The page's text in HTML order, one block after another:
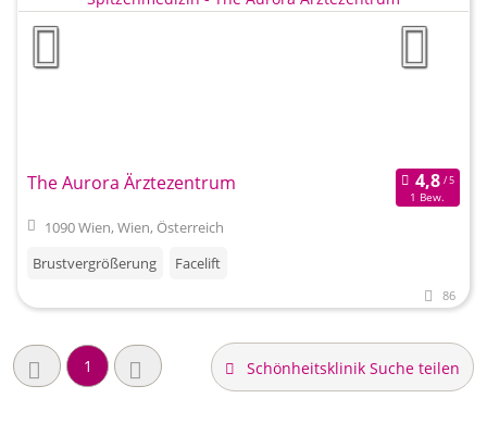
The Aurora Ärztezentrum
1 Bew.
1090 Wien, Wien, Österreich
Brustvergrößerung
Facelift
86
1 Schönheitsklinik Suche teilen